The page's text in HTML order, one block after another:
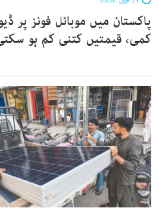
پاکستان میں موبائل فونز پر
کمی، قیمتیں کتنی کم ہو